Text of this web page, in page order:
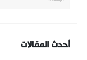
أحدث المقالات